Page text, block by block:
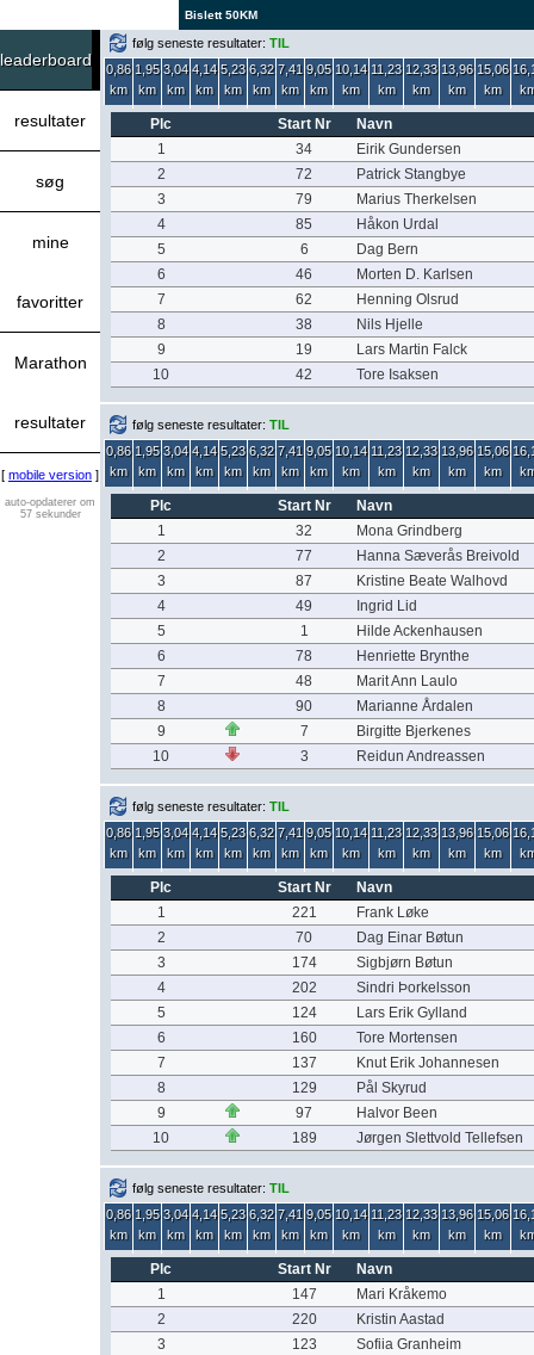
Bislett 50KM
leaderboard
resultater
søg
mine
favoritter
Marathon
resultater
[ mobile version ]
auto-opdaterer om
57 sekunder
følg seneste resultater: TIL
0,86
km
1,95
km
3,04
km
4,14
km
5,23
km
6,32
km
7,41
km
9,05
km
10,14
km
11,23
km
12,33
km
13,96
km
15,06
km
Plc Start Nr
Navn
1
34
Eirik Gundersen
2
72
Patrick Stangbye
3
79
Marius Therkelsen
4
85
Håkon Urdal
5
6
Dag Bern
6
46
Morten D. Karlsen
7
62
Henning Olsrud
8
38
Nils Hjelle
9
19
Lars Martin Falck
10
42 Tore Isaksen
følg seneste resultater: TIL
0,86
km
1,95
km
3,04
km
4,14
km
5,23
km
6,32
km
7,41
km
9,05
km
10,14
km
11,23
km
12,33
km
13,96
km
15,06
km
Plc Start Nr
Navn
1
32
Mona Grindberg
2
77
Hanna Sæverås Breivold
3
87
Kristine Beate Walhovd
4
49
Ingrid Lid
5
1
Hilde Ackenhausen
6
78
Henriette Brynthe
7
48
Marit Ann Laulo
8
90
Marianne Årdalen
9
7
Birgitte Bjerkenes
10
3 Reidun Andreassen
følg seneste resultater: TIL
0,86
km
1,95
km
3,04
km
4,14
km
5,23
km
6,32
km
7,41
km
9,05
km
10,14
km
11,23
km
12,33
km
13,96
km
15,06
km
Plc Start Nr
Navn
1
221
Frank Løke
2
70
Dag Einar Bøtun
3
174
Sigbjørn Bøtun
4
202
Sindri Þorkelsson
5
124
Lars Erik Gylland
6
160
Tore Mortensen
7
137
Knut Erik Johannesen
8
129
Pål Skyrud
9
97
Halvor Been
10
189 Jørgen Slettvold Tellefsen
følg seneste resultater: TIL
0,86
km
1,95
km
3,04
km
4,14
km
5,23
km
6,32
km
7,41
km
9,05
km
10,14
km
11,23
km
12,33
km
13,96
km
15,06
km
Plc Start Nr
Navn
1
147
Mari Kråkemo
2
220
Kristin Aastad
3
123
Sofiia Granheim